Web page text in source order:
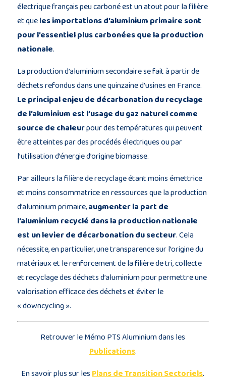
électrique français peu carboné est un atout pour la filière
et que les importations d’aluminium primaire sont
pour l’essentiel plus carbonées que la production
nationale.
La production d’aluminium secondaire se fait à partir de
déchets refondus dans une quinzaine d’usines en France.
Le principal enjeu de décarbonation du recyclage
de l’aluminium est l’usage du gaz naturel comme
source de chaleurpour des températures qui peuvent
être atteintes par des procédés électriques ou par
l’utilisation d’énergie d’origine biomasse.
Par ailleurs la filière de recyclage étant moins émettrice
et moins consommatrice en ressources que la production
d’aluminium primaire,augmenter la part de
l’aluminium recyclé dans la production nationale
est un levier de décarbonation du secteur. Cela
nécessite, en particulier, une transparence sur l’origine du
matériaux et le renforcement de la filière de tri, collecte
et recyclage des déchets d’aluminium pour permettre une
valorisation efficace des déchets et éviter le
« downcycling ».
Retrouver le Mémo PTS Aluminium dans les
Publications.
En savoir plus sur les Plans de Transition Sectoriels.